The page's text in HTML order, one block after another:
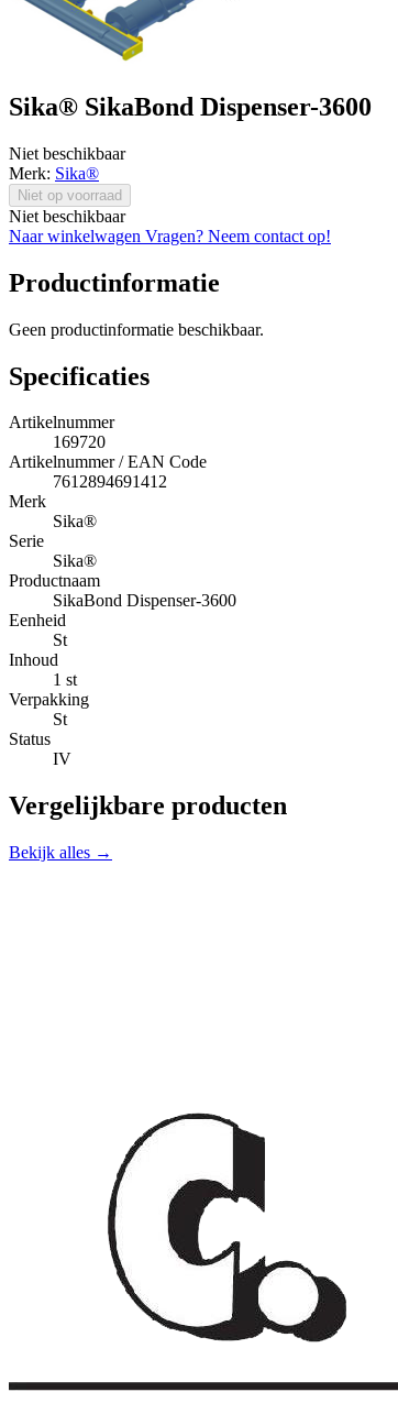
Sika® SikaBond Dispenser-3600
Niet beschikbaar
Merk: Sika®
Niet op voorraad
Niet beschikbaar
Naar winkelwagen Vragen? Neem contact op!
Productinformatie
Geen productinformatie beschikbaar.
Specificaties
Artikelnummer
169720
Artikelnummer / EAN Code
7612894691412
Merk
Sika®
Serie
Sika®
Productnaam
SikaBond Dispenser-3600
Eenheid
St
Inhoud
1 st
Verpakking
St
Status
IV
Vergelijkbare producten
Bekijk alles →